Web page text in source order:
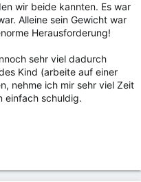
wir beide kannten. Es war
Alleine sein Gewicht war
Herausforderung!
sehr viel dadurch
Kind (arbeite auf einer
nehme ich mir sehr viel Zeit
einfach schuldig.